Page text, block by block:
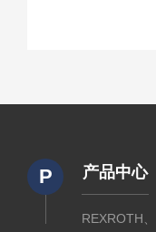
P 产品中心
REXROTH